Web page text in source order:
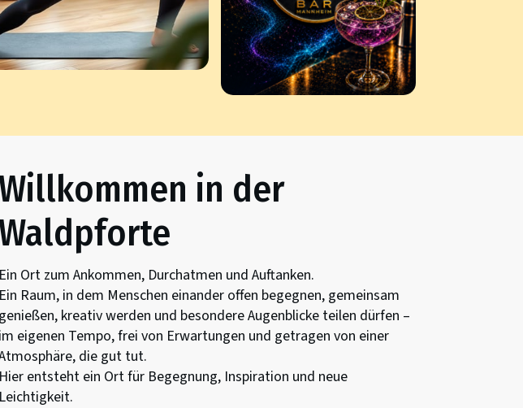
in der
Ein Ort zum Ankommen, Durchatmen und Auftanken.
Ein Raum, in dem Menschen einander offen begegnen, gemeinsam
genießen, kreativ werden und besondere Augenblicke teilen dürfen –
im eigenen Tempo, frei von Erwartungen und getragen von einer
die gut tut.
Hier entsteht ein Ort für Begegnung, Inspiration und neue
Leichtigkeit.